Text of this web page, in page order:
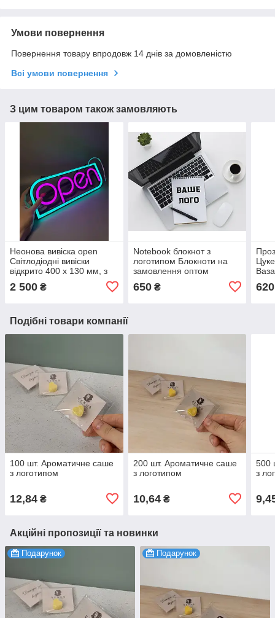
Умови повернення
Повернення товару впродовж 14 днів за домовленістю
Всі умови повернення
З цим товаром також замовляють
Неонова вивіска open
Світлодіодні вивіски
відкрито 400 х 130 мм, з
2 500 ₴
Notebook блокнот з
логотипом Блокноти на
замовлення оптом
оптом Нотатки 98 аркушів
650₴ 620
Подібні товари компанії
100 шт. Ароматичне саше
з логотипом
12,84 ₴
200 шт. Ароматичне саше
з логотипом
10,64₴
500
з
Акційні пропозиції та новинки
Подарунок Подарунок